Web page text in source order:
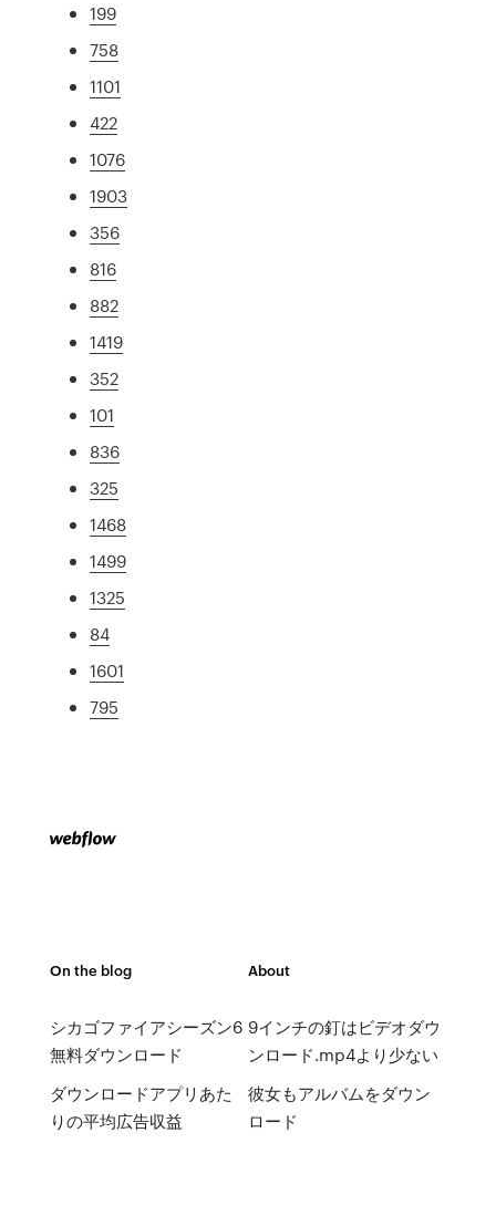
199
758
1101
422
1076
1903
356
816
882
1419
352
101
836
325
1468
1499
1325
84
1601
795
On the blog
シカゴファイアシーズン6
無料ダウンロード
ダウンロードアプリあた
りの平均広告収益
About
9インチの釘はビデオダウ
ンロード.mp4より少ない
彼女もアルバムをダウン
ロード